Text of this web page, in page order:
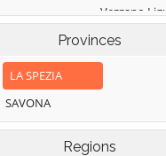
Pignone
Portovenere
Vezzano
Zignago
Provinces
LA SPEZIA
SAVONA
Regions